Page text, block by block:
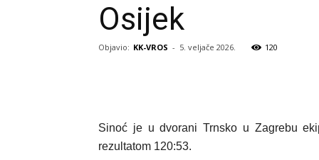
Osijek
Objavio: KK-VROS - 5. veljače 2026. 120
Sinoć je u dvorani Trnsko u Zagrebu
rezultatom 120:53.